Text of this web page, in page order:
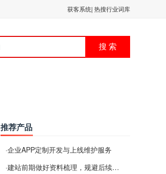
获客系统| 热搜行业词库
搜 索
推荐产品
·企业APP定制开发与上线维护服务
·建站前期做好资料梳理，规避后续各类使用难题